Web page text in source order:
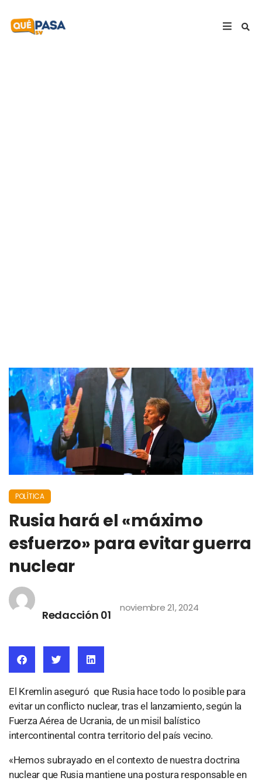
POLÍTICA
Rusia hará el «máximo
esfuerzo» para evitar guerra
nuclear
Redacción 01
noviembre 21, 2024
El Kremlin aseguró que Rusia hace todo lo posible para
evitar un conflicto nuclear, tras el lanzamiento, según la
Fuerza Aérea de Ucrania, de un misil balístico
intercontinental contra territorio del país vecino.
«Hemos subrayado en el contexto de nuestra doctrina
nuclear que Rusia mantiene una postura responsable en